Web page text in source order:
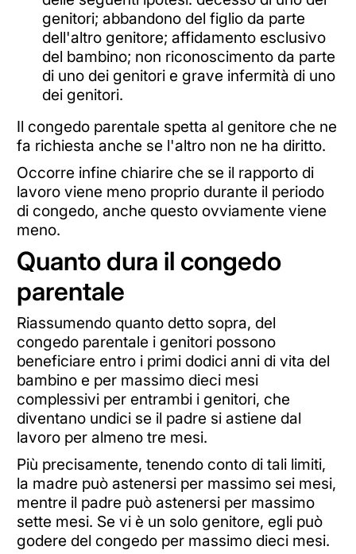
genitori; abbandono del figlio da parte
dell'altro genitore; affidamento esclusivo
del bambino; non riconoscimento da parte
di uno dei genitori e grave infermità di uno
dei genitori.
Il congedo parentale spetta al genitore che ne
fa richiesta anche se l'altro non ne ha diritto.
Occorre infine chiarire che se il rapporto di
lavoro viene meno proprio durante il periodo
di congedo, anche questo ovviamente viene
meno.
Quanto dura il congedo
parentale
Riassumendo quanto detto sopra, del
congedo parentale i genitori possono
beneficiare entro i primi dodici anni di vita del
bambino e per massimo dieci mesi
complessivi per entrambi i genitori, che
diventano undici se il padre si astiene dal
lavoro per almeno tre mesi.
Più precisamente, tenendo conto di tali limiti,
la madre può astenersi per massimo sei mesi,
mentre il padre può astenersi per massimo
sette mesi. Se vi è un solo genitore, egli può
godere del congedo per massimo dieci mesi.